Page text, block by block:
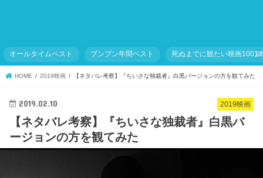
オールタイムベスト ブンブン年間ベスト 死ぬまでに観たい映画1001
HOME 2019映画 【ネタバレ考察】『ちいさな独裁者』白黒バージョンの方を観てみた
2019映画
2019.02.10
【ネタバレ考察】『ちいさな独裁者』白黒バ
ージョンの方を観てみた